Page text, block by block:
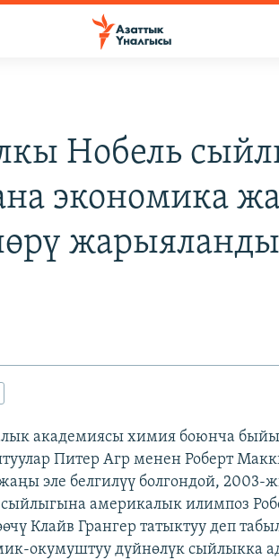
Нобель
экономика
жарыяланды
академиясы химия боюнча
Питер Агр менен Роберт
эле белгилүү болгондой, 2003-
америкалык илимпоз
Клайв Грангер татыктуу деп
окумуштуу дүйнөлүк сыйлыкка